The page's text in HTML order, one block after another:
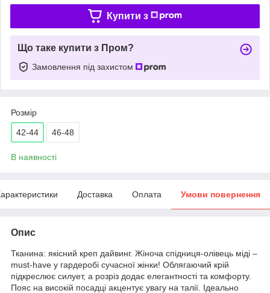
Купити з
Що таке купити з Пром?
Замовлення під захистом
Розмір
42-44 46-48
В наявності
Доставка Оплата Умови повернення
Опис
Тканина: якісний креп дайвинг. Жіноча спідниця-олівець міді –
must-have у гардеробі сучасної жінки! Облягаючий крій
підкреслює силует, а розріз додає елегантності та комфорту.
Пояс на високій посадці акцентує увагу на талії. Ідеально